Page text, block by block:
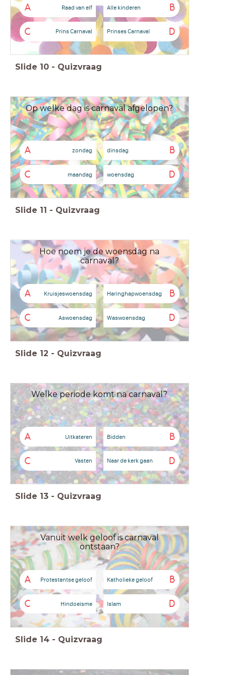
A Raad van elf B
Alle kinderen
C Prins Carnaval D
Prinses Carnaval
Slide 10 - Quizvraag
Op welke dag is carnaval afgelopen?
A zondag B
dinsdag
C maandag D
woensdag
Slide 11 - Quizvraag
Hoe noem je de woensdag na
carnaval?
A Kruisjeswoensdag B
Haringhapwoensdag
C Aswoensdag D
Waswoensdag
Slide 12 - Quizvraag
Welke periode komt na carnaval?
A Uitkateren B
Bidden
C Vasten D
Naar de kerk gaan
Slide 13 - Quizvraag
Vanuit welk geloof is carnaval
ontstaan?
A Protestantse geloof B
Katholieke geloof
C Hindoeïsme D
Islam
Slide 14 - Quizvraag